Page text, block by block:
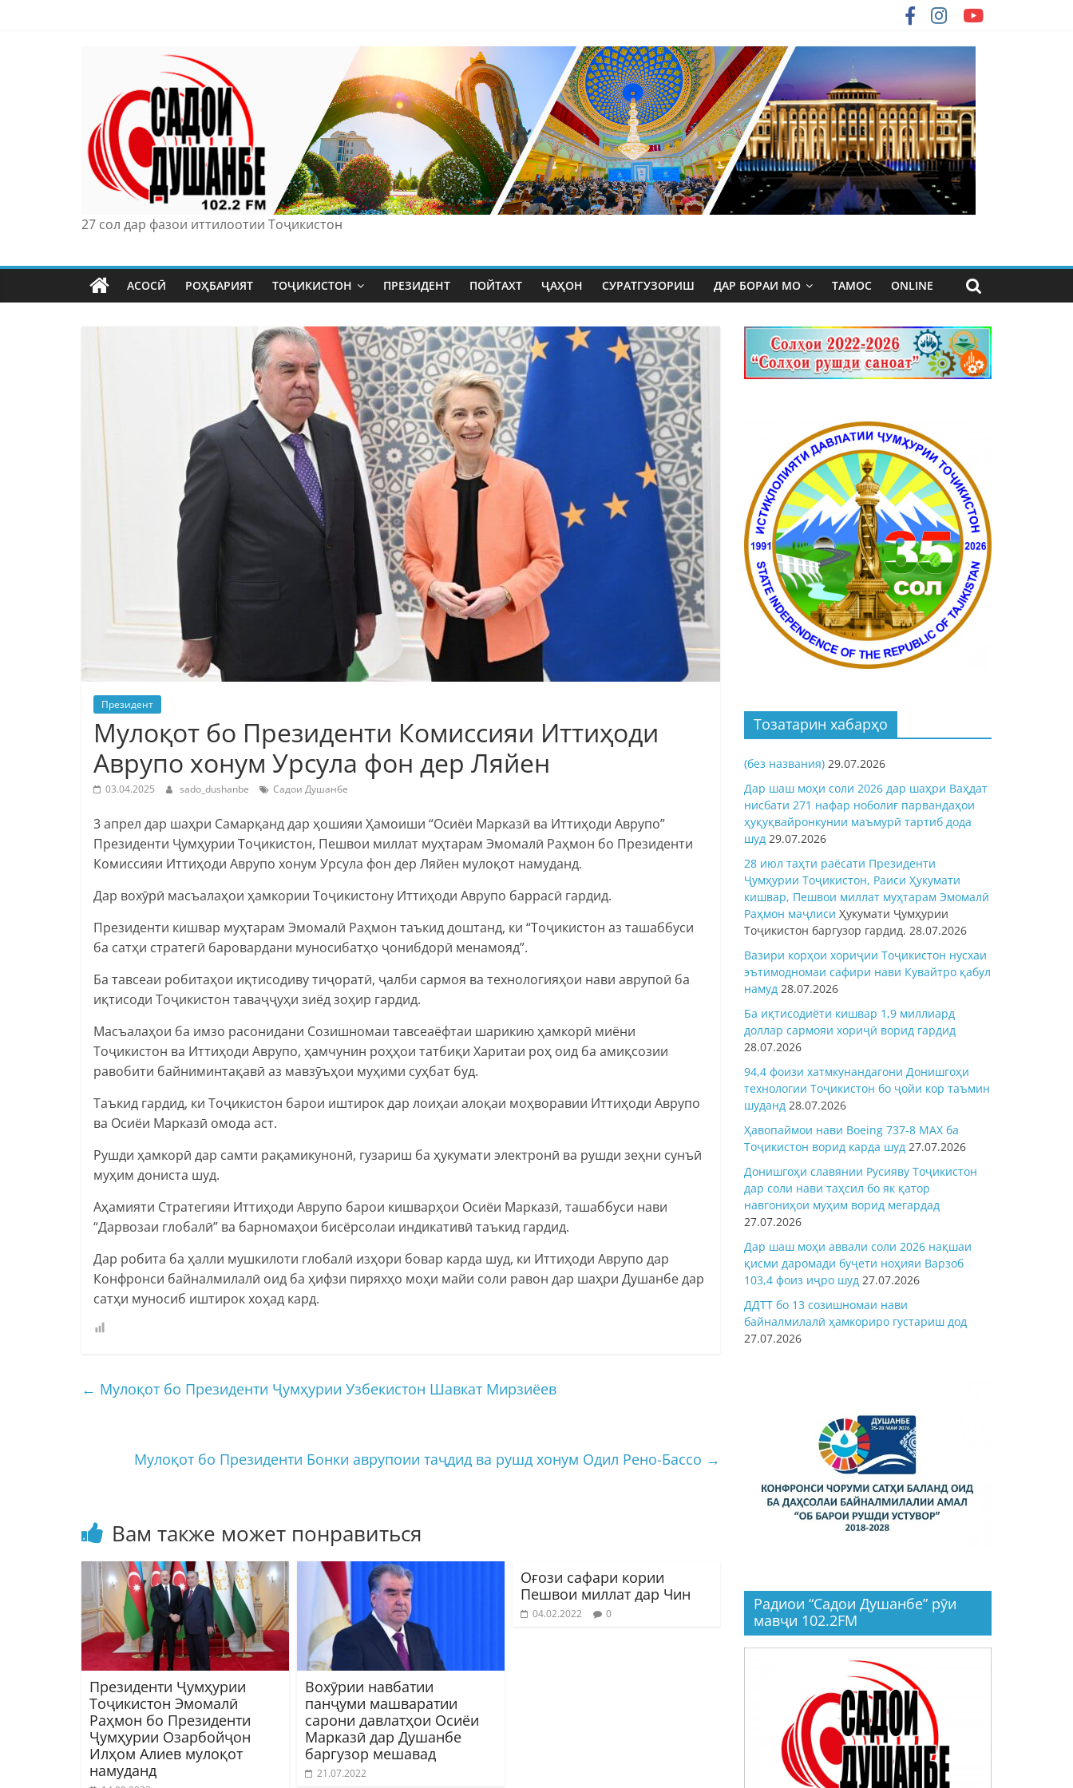
27 сол дар фазои иттилоотии Тоҷикистон
АСОСӢ РОҲБАРИЯТ ТОҶИКИСТОН ПРЕЗИДЕНТ ПОЙТАХТ ҶАҲОН СУРАТГУЗОРИШ ДАР БОРАИ МО ТАМОС ONLINE
Президент
Мулоқот бо Президенти Комиссияи Иттиҳоди
Аврупо хонум Урсула фон дер Ляйен
03.04.2025 sado_dushanbe Садои Душанбе
3 апрел дар шаҳри Самарқанд дар ҳошияи Ҳамоиши “Осиёи Марказӣ ва Иттиҳоди Аврупо”
Президенти Ҷумҳурии Тоҷикистон, Пешвои миллат муҳтарам Эмомалӣ Раҳмон бо Президенти
Комиссияи Иттиҳоди Аврупо хонум Урсула фон дер Ляйен мулоқот намуданд.
Дар вохӯрӣ масъалаҳои ҳамкории Тоҷикистону Иттиҳоди Аврупо баррасӣ гардид.
Президенти кишвар муҳтарам Эмомалӣ Раҳмон таъкид доштанд, ки “Тоҷикистон аз ташаббуси
ба сатҳи стратегӣ баровардани муносибатҳо ҷонибдорӣ менамояд”.
Ба тавсеаи робитаҳои иқтисодиву тиҷоратӣ, ҷалби сармоя ва технологияҳои нави аврупоӣ ба
иқтисоди Тоҷикистон таваҷҷуҳи зиёд зоҳир гардид.
Масъалаҳои ба имзо расонидани Созишномаи тавсеаёфтаи шарикию ҳамкорӣ миёни
Тоҷикистон ва Иттиҳоди Аврупо, ҳамчунин роҳҳои татбиқи Харитаи роҳ оид ба амиқсозии
равобити байниминтақавӣ аз мавзӯъҳои муҳими суҳбат буд.
Таъкид гардид, ки Тоҷикистон барои иштирок дар лоиҳаи алоқаи моҳворавии Иттиҳоди Аврупо
ва Осиёи Марказӣ омода аст.
Рушди ҳамкорӣ дар самти рақамикунонӣ, гузариш ба ҳукумати электронӣ ва рушди зеҳни сунъӣ
муҳим дониста шуд.
Аҳамияти Стратегияи Иттиҳоди Аврупо барои кишварҳои Осиёи Марказӣ, ташаббуси нави
“Дарвозаи глобалӣ” ва барномаҳои бисёрсолаи индикативӣ таъкид гардид.
Дар робита ба ҳалли мушкилоти глобалӣ изҳори бовар карда шуд, ки Иттиҳоди Аврупо дар
Конфронси байналмилалӣ оид ба ҳифзи пиряхҳо моҳи майи соли равон дар шаҳри Душанбе дар
сатҳи муносиб иштирок хоҳад кард.
← Мулоқот бо Президенти Ҷумҳурии Узбекистон Шавкат Мирзиёев
Мулоқот бо Президенти Бонки аврупоии таҷдид ва рушд хонум Одил Рено-Бассо →
Вам также может понравиться
Президенти Ҷумҳурии
Тоҷикистон Эмомалӣ
Раҳмон бо Президенти
Ҷумҳурии Озарбойҷон
Илҳом Алиев мулоқот
намуданд
Вохӯрии навбатии
панҷуми машваратии
сарони давлатҳои Осиёи
Марказӣ дар Душанбе
баргузор мешавад
21.07.2022
Оғози сафари кории
Пешвои миллат дар Чин
04.02.2022 0
Тозатарин хабарҳо
(без названия) 29.07.2026
Дар шаш моҳи соли 2026 дар шаҳри Ваҳдат
нисбати 271 нафар ноболиғ парвандаҳои
ҳуқуқвайронкунии маъмурӣ тартиб дода
шуд 29.07.2026
28 июл таҳти раёсати Президенти
Ҷумҳурии Тоҷикистон, Раиси Ҳукумати
кишвар, Пешвои миллат муҳтарам Эмомалӣ
Раҳмон маҷлиси Ҳукумати Ҷумҳурии
Тоҷикистон баргузор гардид. 28.07.2026
Вазири корҳои хориҷии Тоҷикистон нусхаи
эътимодномаи сафири нави Кувайтро қабул
намуд 28.07.2026
Ба иқтисодиёти кишвар 1,9 миллиард
доллар сармояи хориҷӣ ворид гардид
28.07.2026
94,4 фоизи хатмкунандагони Донишгоҳи
технологии Тоҷикистон бо ҷойи кор таъмин
шуданд 28.07.2026
Ҳавопаймои нави Boeing 737-8 MAX ба
Тоҷикистон ворид карда шуд 27.07.2026
Донишгоҳи славянии Русияву Тоҷикистон
дар соли нави таҳсил бо як қатор
навгониҳои муҳим ворид мегардад
27.07.2026
Дар шаш моҳи аввали соли 2026 нақшаи
қисми даромади буҷети ноҳияи Варзоб
103,4 фоиз иҷро шуд 27.07.2026
ДДТТ бо 13 созишномаи нави
байналмилалӣ ҳамкориро густариш дод
27.07.2026
Радиои “Садои Душанбе” рӯи
мавҷи 102.2FM